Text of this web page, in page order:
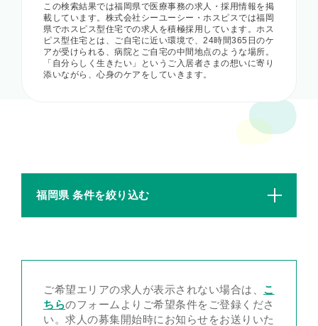
この検索結果では福岡県で医療事務の求人・採用情報を掲
載しています。株式会社シーユーシー・ホスピスでは福岡
県でホスピス型住宅での求人を積極採用しています。ホス
ピス型住宅とは、ご自宅に近い環境で、24時間365日のケ
アが受けられる、病院とご自宅の中間地点のような場所。
「自分らしく生きたい」というご入居者さまの想いに寄り
添いながら、心身のケアをしていきます。
福岡県 条件を絞り込む
ご希望エリアの求人が表示されない場合は、 こ
ちらのフォームよりご希望条件をご登録くださ
い。求人の募集開始時にお知らせをお送りいた